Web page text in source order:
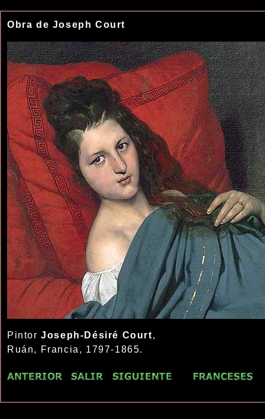
Obra de Joseph Court
PintorJoseph-Désiré Court,
Ruán, Francia, 1797-1865.